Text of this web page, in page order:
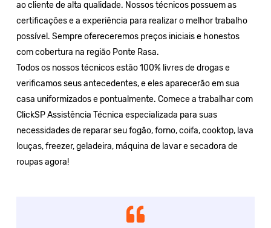
ao cliente de alta qualidade. Nossos técnicos possuem as
certificações e a experiência para realizar o melhor trabalho
possível. Sempre ofereceremos preços iniciais e honestos
com cobertura na região Ponte Rasa.
Todos os nossos técnicos estão 100% livres de drogas e
verificamos seus antecedentes, e eles aparecerão em sua
casa uniformizados e pontualmente. Comece a trabalhar com
ClickSP Assistência Técnica especializada para suas
necessidades de reparar seu fogão, forno, coifa, cooktop, lava
louças, freezer, geladeira, máquina de lavar e secadora de
roupas agora!